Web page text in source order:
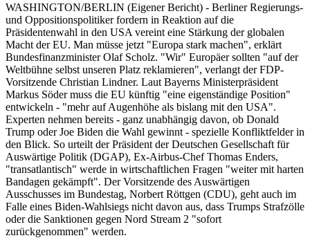
WASHINGTON/BERLIN (Eigener Bericht) - Berliner Regierungs-
und Oppositionspolitiker fordern in Reaktion auf die
Präsidentenwahl in den USA vereint eine Stärkung der globalen
Macht der EU. Man müsse jetzt "Europa stark machen", erklärt
Bundesfinanzminister Olaf Scholz. "Wir" Europäer sollten "auf der
Weltbühne selbst unseren Platz reklamieren", verlangt der FDP-
Vorsitzende Christian Lindner. Laut Bayerns Ministerpräsident
Markus Söder muss die EU künftig "eine eigenständige Position"
entwickeln - "mehr auf Augenhöhe als bislang mit den USA".
Experten nehmen bereits - ganz unabhängig davon, ob Donald
Trump oder Joe Biden die Wahl gewinnt - spezielle Konfliktfelder in
den Blick. So urteilt der Präsident der Deutschen Gesellschaft für
Auswärtige Politik (DGAP), Ex-Airbus-Chef Thomas Enders,
"transatlantisch" werde in wirtschaftlichen Fragen "weiter mit harten
Bandagen gekämpft". Der Vorsitzende des Auswärtigen
Ausschusses im Bundestag, Norbert Röttgen (CDU), geht auch im
Falle eines Biden-Wahlsiegs nicht davon aus, dass Trumps Strafzölle
oder die Sanktionen gegen Nord Stream 2 "sofort
zurückgenommen" werden.